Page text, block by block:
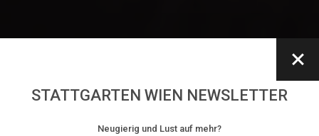
STATTGARTEN WIEN NEWSLETTER
Neugierig und Lust auf mehr?